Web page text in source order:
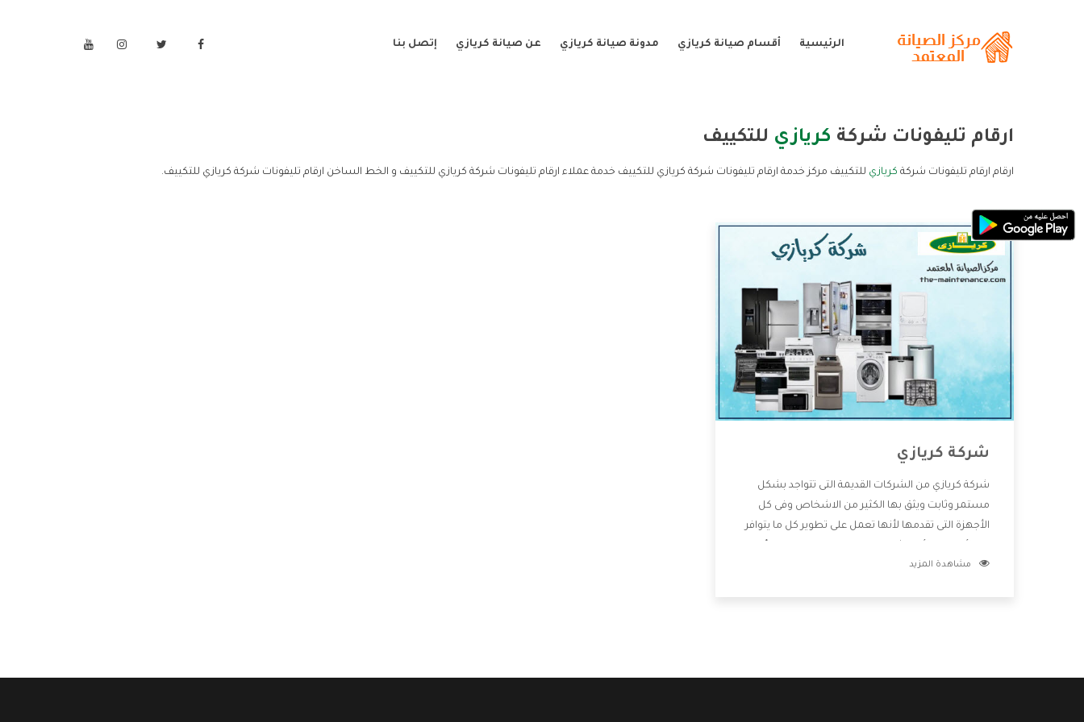
الرئيسية أقسام صيانة كريازي مدونة صيانة كريازي عن صيانة كريازي إتصل بنا
ارقام تليفونات شركة كريازي للتكييف
ارقام ارقام تليفونات شركة كريازي للتكييف مركز خدمة ارقام تليفونات شركة كريازي للتكييف خدمة عملاء ارقام تليفونات شركة كريازي للتكييف و الخط الساخن ارقام تليفونات شركة كريازي للتكييف.
شركة كريازي
شركة كريازي من الشركات القديمة التى تتواجد بشكل
مستمر وثابت ويثق بها الكثير من الاشخاص وفى كل
الأجهزة التى تقدمها لأنها تعمل على تطوير كل ما يتوافر
خدمات ما بعد البيع مع المنتجات وتقدم للعملاء أقوى
مشاهدة المزيد